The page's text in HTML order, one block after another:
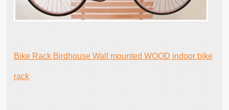
Bike Rack Birdhouse Wall mounted WOOD indoor bike
rack